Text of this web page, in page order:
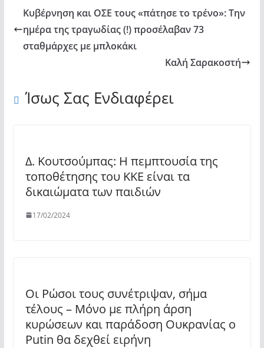
Κυβέρνηση και ΟΣΕ τους «πάτησε το τρένο»: Την
ημέρα της τραγωδίας (!) προσέλαβαν 73
σταθμάρχες με μπλοκάκι
Καλή Σαρακοστή
Ίσως Σας Ενδιαφέρει
Δ. Κουτσούμπας: Η πεμπτουσία της
τοποθέτησης του ΚΚΕ είναι τα
δικαιώματα των παιδιών
17/02/2024
Οι Ρώσοι τους συνέτριψαν, σήμα
τέλους – Μόνο με πλήρη άρση
κυρώσεων και παράδοση Ουκρανίας ο
Putin θα δεχθεί ειρήνη